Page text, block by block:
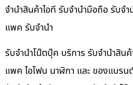
จำนำสินค้าไอที รับจำนำมือถือ รับจ
แพค รับจำนำ
รับจำนำโน๊ตบุ๊ค บริการ รับจำนำสิน
แพค ไอโฟน นาฬิกา และ ของแบรน